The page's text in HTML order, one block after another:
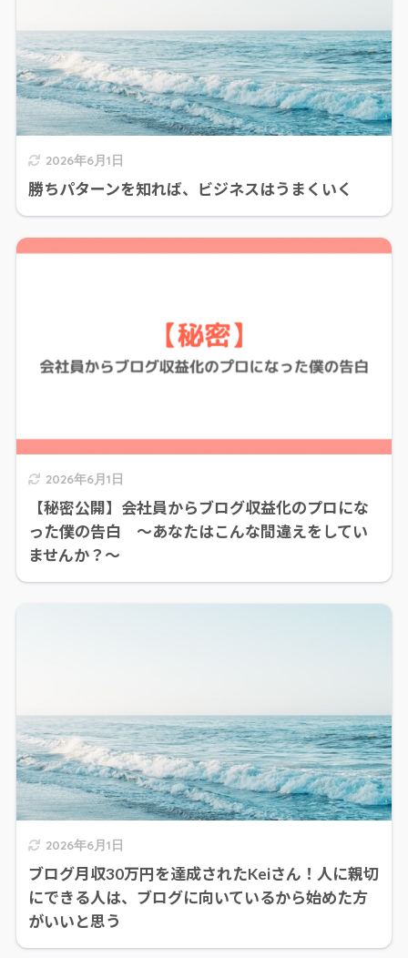
2026年6月1日
勝ちパターンを知れば、ビジネスはうまくいく
2026年6月1日
【秘密公開】会社員からブログ収益化のプロにな
った僕の告白 〜あなたはこんな間違えをしてい
ませんか？〜
2026年6月1日
ブログ月収30万円を達成されたKeiさん！人に親切
にできる人は、ブログに向いているから始めた方
がいいと思う